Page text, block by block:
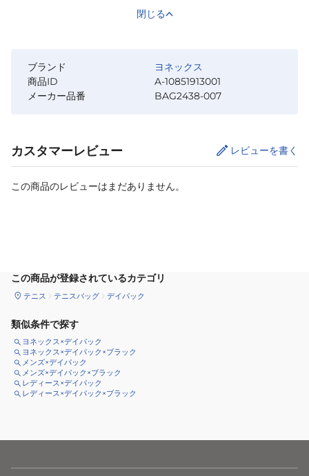
閉じる
ブランド
ヨネックス
商品ID
A-10851913001
メーカー品番
BAG2438-007
カスタマーレビュー レビューを書く
この商品のレビューはまだありません。
この商品が登録されているカテゴリ
テニス テニスバッグ デイパック
類似条件で探す
ヨネックス×デイパック
ヨネックス×デイパック×ブラック
メンズ×デイパック
メンズ×デイパック×ブラック
レディース×デイパック
レディース×デイパック×ブラック